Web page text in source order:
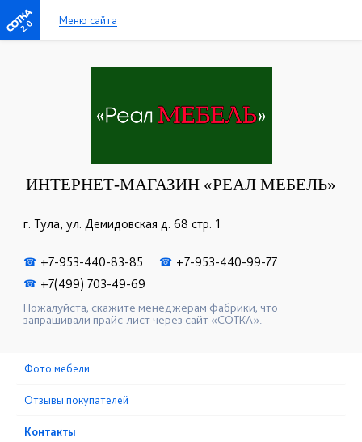
2.0 Меню сайта
ИНТЕРНЕТ-МАГАЗИН «РЕАЛ МЕБЕЛЬ»
г. Тула, ул. Демидовская д. 68 стр. 1
☎ +7-953-440-83-85 ☎ +7-953-440-99-77
☎ +7(499) 703-49-69
Пожалуйста, скажите менеджерам фабрики, что
запрашивали прайс-лист через сайт «СОТКА».
Фото мебели
Отзывы покупателей
Контакты